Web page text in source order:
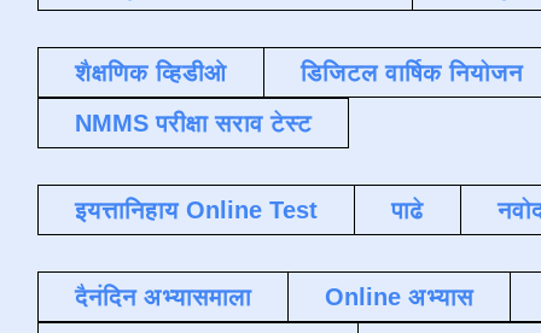
शैक्षणिक व्हिडीओ
डिजिटल वार्षिक नियोजन
NMMS परीक्षा सराव टेस्ट
इयत्तानिहाय Online Test पाढे
दैनंदिन अभ्यासमाला
Online अभ्यास